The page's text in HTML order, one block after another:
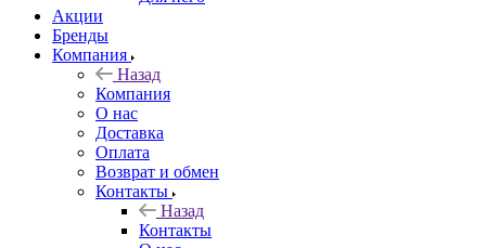
Акции
Бренды
Компания
Назад
Компания
О нас
Доставка
Оплата
Возврат и обмен
Контакты
Назад
Контакты